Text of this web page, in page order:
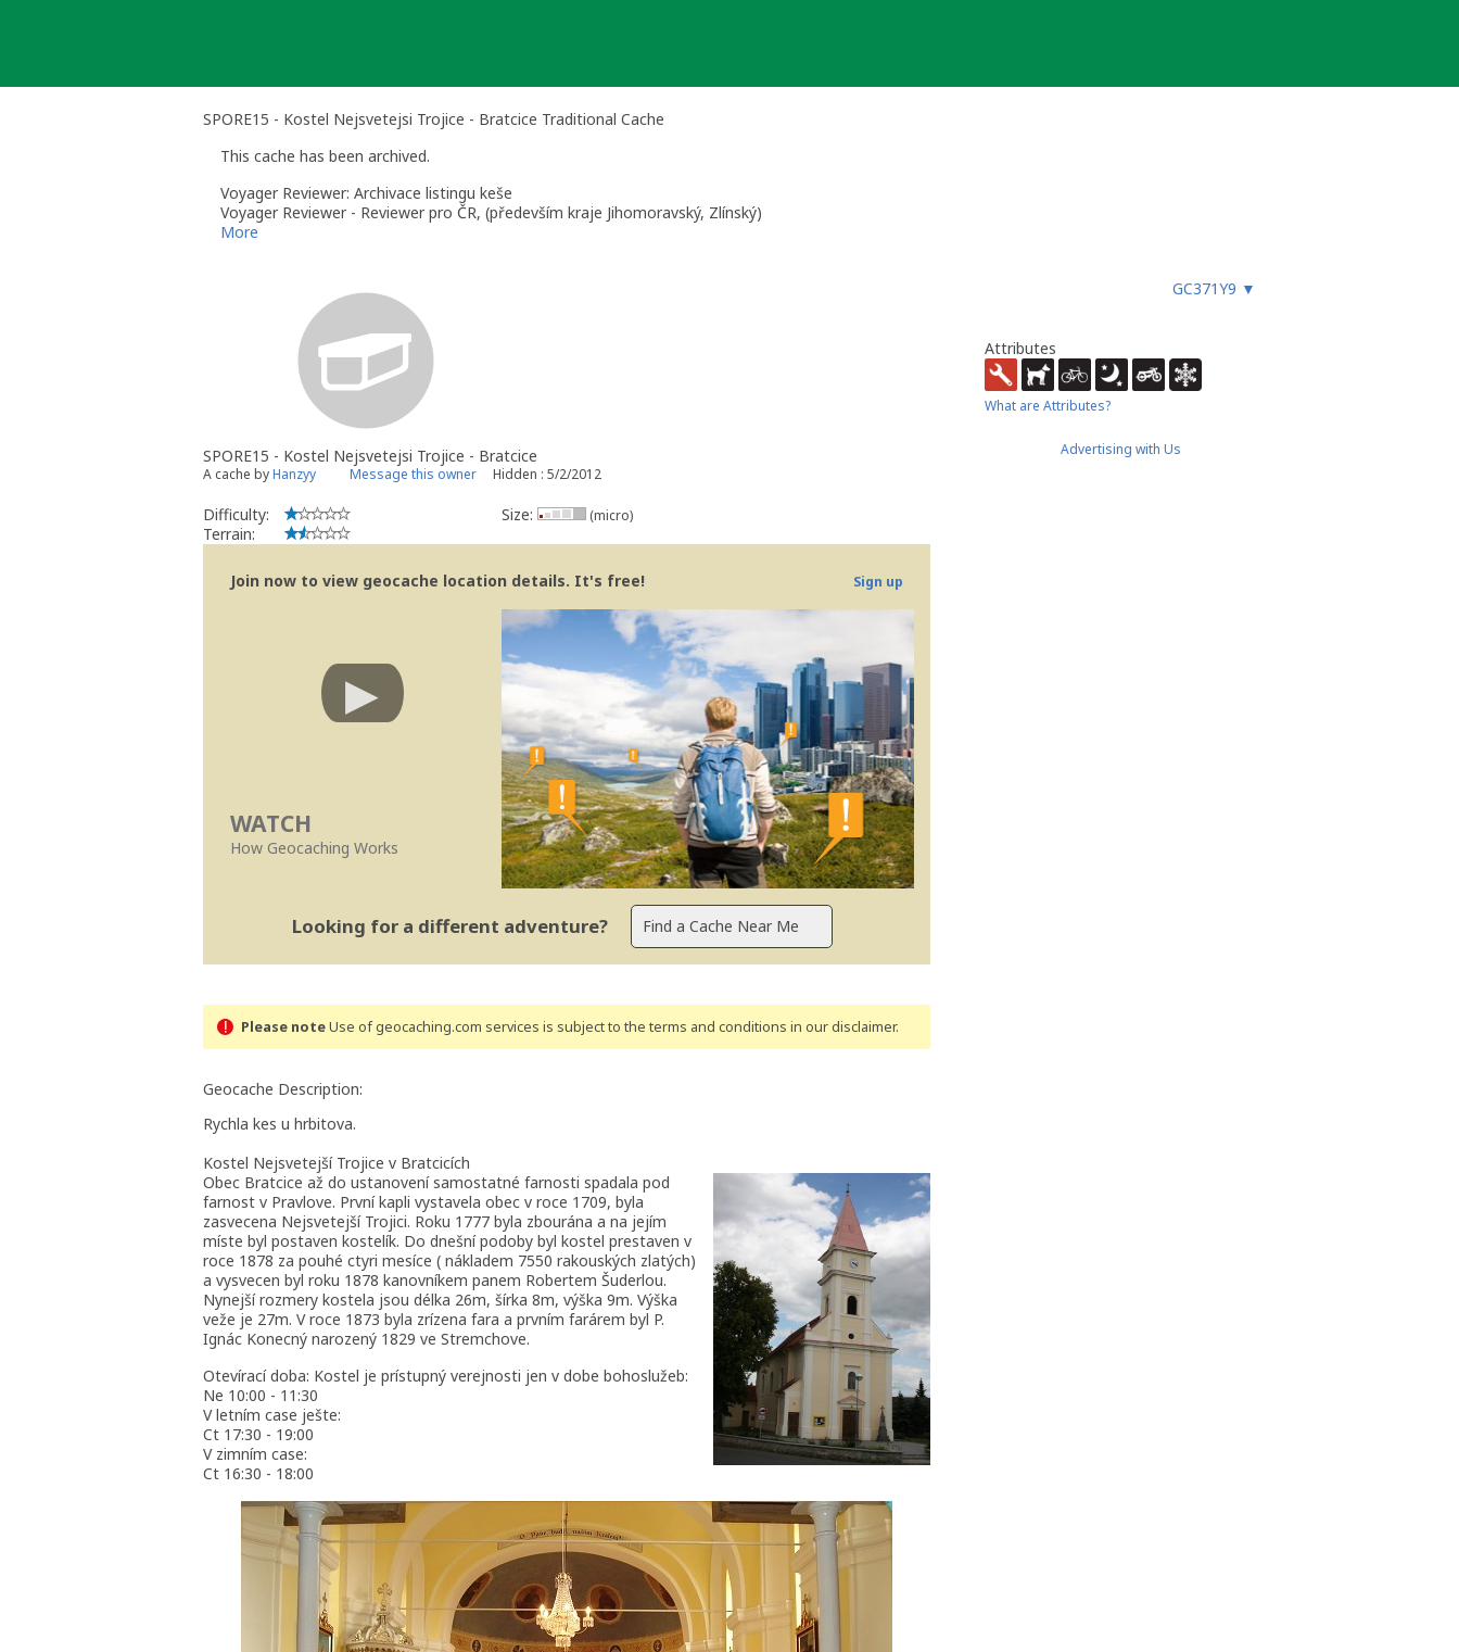
SPORE15 - Kostel Nejsvetejsi Trojice - Bratcice Traditional Cache
This cache has been archived.
Voyager Reviewer: Archivace listingu keše
Voyager Reviewer - Reviewer pro ČR, (především kraje Jihomoravský, Zlínský)
More
GC371Y9 ▼
SPORE15 - Kostel Nejsvetejsi Trojice - Bratcice
A cache byHanzyy Message this owner Hidden : 5/2/2012
Difficulty:
Terrain:
Size: (micro)
Join now to view geocache location details. It's free! Sign up
WATCH
How Geocaching Works
Looking for a different adventure?
Please noteUse of geocaching.com services is subject to the terms and conditions in our disclaimer.
Geocache Description:
Rychla kes u hrbitova.
Kostel Nejsvetejší Trojice v Bratcicích
Obec Bratcice až do ustanovení samostatné farnosti spadala pod
farnost v Pravlove. První kapli vystavela obec v roce 1709, byla
zasvecena Nejsvetejší Trojici. Roku 1777 byla zbourána a na jejím
míste byl postaven kostelík. Do dnešní podoby byl kostel prestaven v
roce 1878 za pouhé ctyri mesíce ( nákladem 7550 rakouských zlatých)
a vysvecen byl roku 1878 kanovníkem panem Robertem Šuderlou.
Nynejší rozmery kostela jsou délka 26m, šírka 8m, výška 9m. Výška
veže je 27m. V roce 1873 byla zrízena fara a prvním farárem byl P.
Ignác Konecný narozený 1829 ve Stremchove.
Otevírací doba: Kostel je prístupný verejnosti jen v dobe bohoslužeb:
Ne 10:00 - 11:30
V letním case ješte:
Ct 17:30 - 19:00
V zimním case:
Ct 16:30 - 18:00
Attributes
What are Attributes?
Advertising with Us